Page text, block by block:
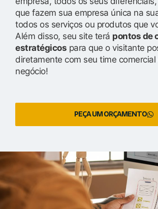
que fazem sua empresa única na
todos os serviços ou produtos que
Além disso, seu site terá pontos de
estratégicos para que o visitante
diretamente com seu time comercial
negócio!
PEÇA UM ORÇAMENTO